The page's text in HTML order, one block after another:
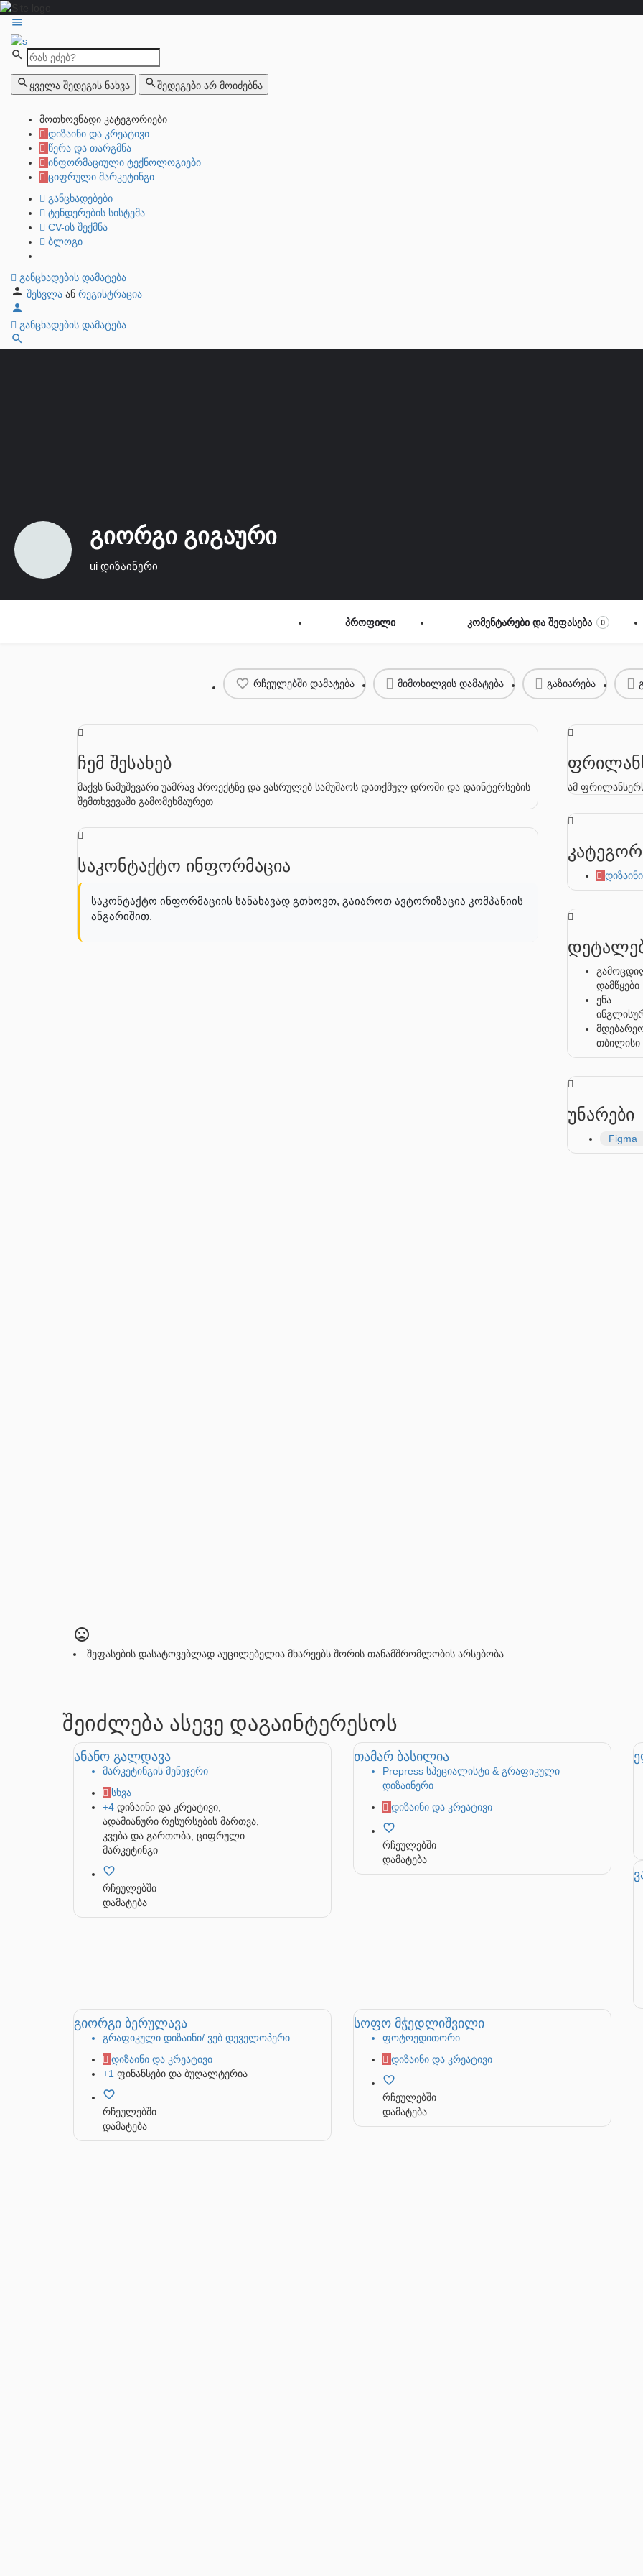
ყველა შედეგის ნახვა შედეგები არ მოიძებნა
მოთხოვნადი კატეგორიები
დიზაინი და კრეატივი
წერა და თარგმნა
ინფორმაციული ტექნოლოგიები
ციფრული მარკეტინგი
განცხადებები
ტენდერების სისტემა
CV-ის შექმნა
ბლოგი
განცხადების დამატება
შესვლა ან რეგისტრაცია
განცხადების დამატება
გიორგი გიგაური
ui დიზაინერი
პროფილი კომენტარები და შეფასება 0
რჩეულებში დამატება მიმოხილვის დამატება გაზიარება
ჩემ შესახებ
მაქვს ნამუშევარი უამრავ პროექტზე და ვასრულებ სამუშაოს დათქმულ დროში და დაინტერსების
შემთხვევაში გამომეხმაურეთ
საკონტაქტო ინფორმაცია
საკონტაქტო ინფორმაციის სანახავად გთხოვთ, გაიაროთ ავტორიზაცია კომპანიის
ანგარიშით.
ამ
დამწყები
ენა
თბილისი
უნარები
Figma
შეფასების დასატოვებლად აუცილებელია მხარეებს შორის თანამშრომლობის არსებობა.
შეიძლება ასევე დაგაინტერესოს
ანანო გალდავა
მარკეტინგის მენეჯერი
სხვა
+4 დიზაინი და კრეატივი,
ადამიანური რესურსების მართვა,
კვება და გართობა, ციფრული
მარკეტინგი
რჩეულებში
დამატება
თამარ ბასილია
Prepress სპეციალისტი & გრაფიკული
დიზაინერი
დიზაინი და კრეატივი
რჩეულებში
დამატება
გიორგი ბერულავა
გრაფიკული დიზაინი/ ვებ დეველოპერი
დიზაინი და კრეატივი
+1 ფინანსები და ბუღალტერია
რჩეულებში
დამატება
სოფო მჭედლიშვილი
ფოტოედითორი
დიზაინი და კრეატივი
რჩეულებში
დამატება